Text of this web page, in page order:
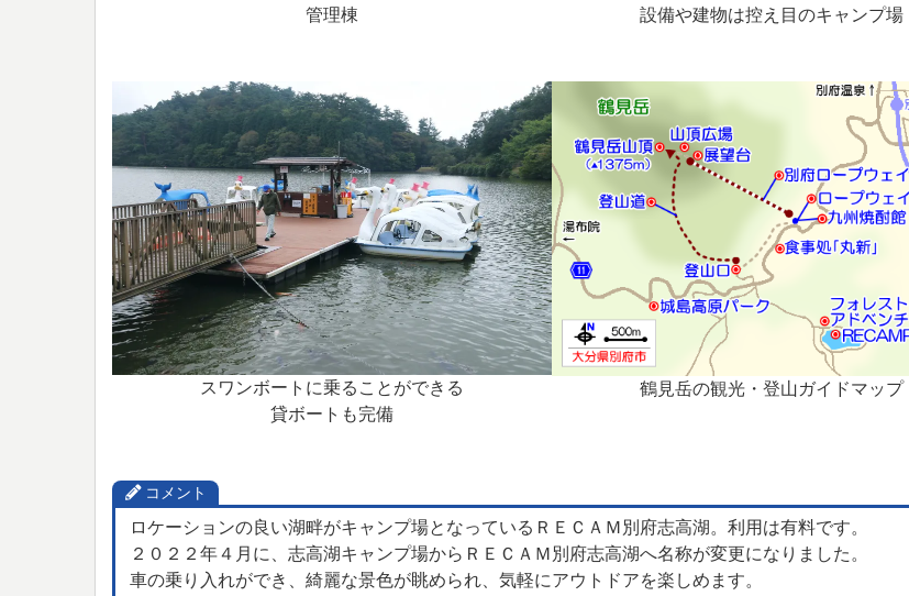
管理棟
設備や建物は控え目のキャンプ場
スワンボートに乗ることができる
貸ボートも完備
鶴見岳の観光・登山ガイドマップ
コメント
ロケーションの良い湖畔がキャンプ場となっているＲＥＣＡＭ別府志高湖。利用は有料です。
２０２２年４月に、志高湖キャンプ場からＲＥＣＡＭ別府志高湖へ名称が変更になりました。
車の乗り入れができ、綺麗な景色が眺められ、気軽にアウトドアを楽しめます。